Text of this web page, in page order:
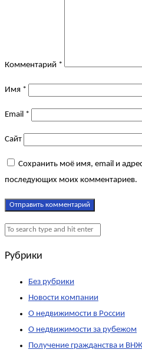
Комментарий *
Имя *
Email *
Сайт
Сохранить моё имя, email и
последующих моих комментариев.
Рубрики
Без рубрики
Новости компании
О недвижимости в России
О недвижимости за рубежом
Получение гражданства и